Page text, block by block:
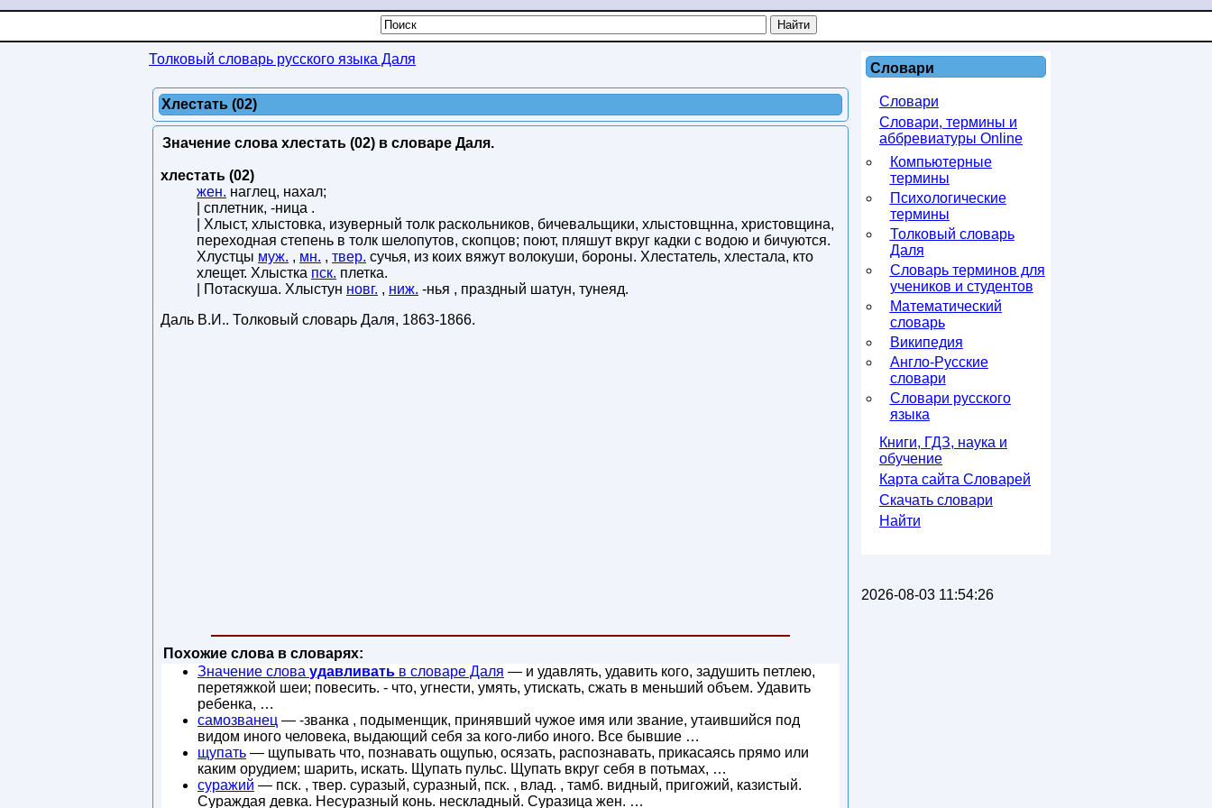
Толковый словарь русского языка Даля
Хлестать (02)
Значение слова хлестать (02) в словаре Даля.
хлестать (02)
жен. наглец, нахал;
| сплетник, -ница .
| Хлыст, хлыстовка, изуверный толк раскольников, бичевальщики, хлыстовщнна, христовщина,
переходная степень в толк шелопутов, скопцов; поют, пляшут вкруг кадки с водою и бичуются.
Хлустцы муж. , мн. , твер. сучья, из коих вяжут волокуши, бороны. Хлестатель, хлестала, кто
хлещет. Хлыстка пск. плетка.
| Потаскуша. Хлыстун новг. , ниж. -нья , праздный шатун, тунеяд.
Даль В.И.. Толковый словарь Даля, 1863-1866.
Похожие слова в словарях:
Значение слова удавливать в словаре Даля — и удавлять, удавить кого, задушить петлею,
перетяжкой шеи; повесить. - что, угнести, умять, утискать, сжать в меньший объем. Удавить
ребенка, …
самозванец — -званка , подыменщик, принявший чужое имя или звание, утаившийся под
видом иного человека, выдающий себя за кого-либо иного. Все бывшие …
щупать — щупывать что, познавать ощупью, осязать, распознавать, прикасаясь прямо или
каким орудием; шарить, искать. Щупать пульс. Щупать вкруг себя в потьмах, …
суражий — пск. , твер. суразый, суразный, пск. , влад. , тамб. видный, пригожий, казистый.
Сураждая девка. Несуразный конь. нескладный. Суразица жен. …
Словари
Словари
Словари, термины и
аббревиатуры Online
Компьютерные
термины
Психологические
термины
Толковый словарь
Даля
Словарь терминов для
учеников и студентов
Математический
словарь
Википедия
Англо-Русские
словари
Словари русского
языка
Книги, ГДЗ, наука и
обучение
Карта сайта Словарей
Скачать словари
Найти
2026-08-03 11:54:26